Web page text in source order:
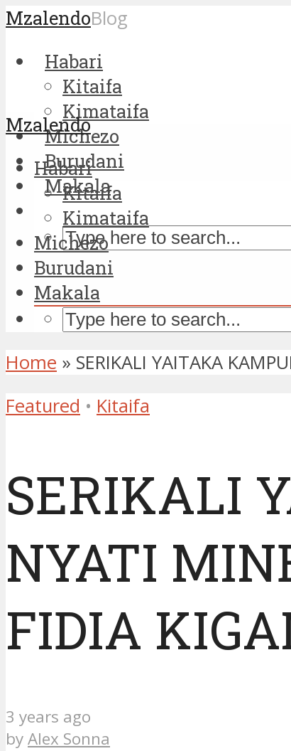
MzalendoBlog
Habari
Kitaifa
Kimataifa
Michezo
Burudani
Makala
Mzalendo
Habari
Kitaifa
Kimataifa
Michezo
Burudani
Makala
Home » SERIKALI YAITAKA
Featured • Kitaifa
SERIKALI
NYATI
FIDIA
3 years ago
byAlex Sonna